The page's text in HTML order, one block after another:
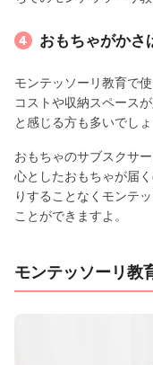
おもちゃがかさ
モンテッソーリ教育で
コストや収納スペース
と感じる方も多いでしょ
おもちゃのサブスクサ
心としたおもちゃが届
りすることなくモンテ
ことができますよ。
モンテッソーリ教